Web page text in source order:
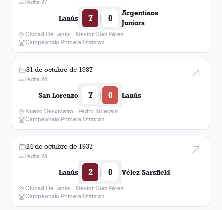
Fecha 27
Lanús 7 | 0
Argentinos
Juniors
Ciudad De Lanús - Néstor Diaz Pérez
Campeonato Primera Division
31 de octubre de 1937
Fecha 26
San Lorenzo 7 | 0 Lanús
Nuevo Gasometro - Pedro Bidegain
Campeonato Primera Division
24 de octubre de 1937
Fecha 25
Lanús 2 | 0 Vélez Sarsfield
Ciudad De Lanús - Néstor Diaz Pérez
Campeonato Primera Division